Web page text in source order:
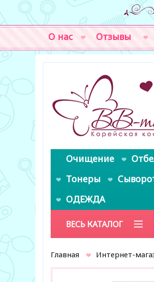
О нас Отзывы
Очищение
Тонеры
ОДЕЖДА
ВЕСЬ КАТАЛОГ
Главная Интернет-